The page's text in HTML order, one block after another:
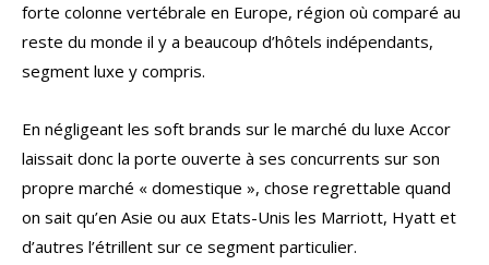
forte colonne vertébrale en Europe, région où comparé au
reste du monde il y a beaucoup d’hôtels indépendants,
segment luxe y compris.
En négligeant les soft brands sur le marché du luxe Accor
laissait donc la porte ouverte à ses concurrents sur son
propre marché « domestique », chose regrettable quand
on sait qu’en Asie ou aux Etats-Unis les Marriott, Hyatt et
d’autres l’étrillent sur ce segment particulier.